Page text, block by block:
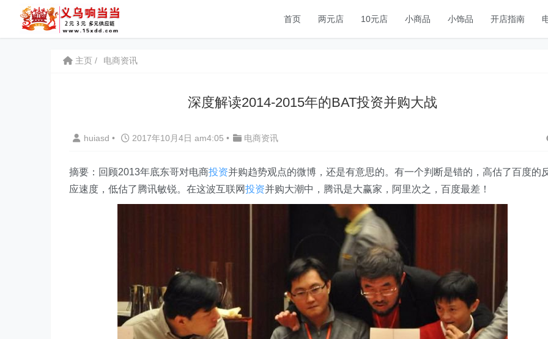
首页 两元店 10元店 小商品 小饰品 开店指南
主页 电商资讯
深度解读2014-2015年的BAT投资并购大战
huiasd • 2017年10月4日 am4:05 • 电商资讯
摘要：回顾2013年底东哥对电商投资并购趋势观点的微博，还是有意思的。有一个判断是错的，高估了百度的
应速度，低估了腾讯敏锐。在这波互联网投资并购大潮中，腾讯是大赢家，阿里次之，百度最差！